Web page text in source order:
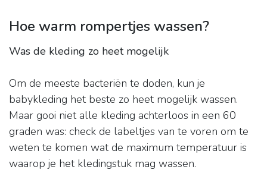
Hoe warm rompertjes wassen?
Was de kleding zo heet mogelijk
Om de meeste bacteriën te doden, kun je
babykleding het beste zo heet mogelijk wassen.
Maar gooi niet alle kleding achterloos in een 60
graden was: check de labeltjes van te voren om te
weten te komen wat de maximum temperatuur is
waarop je het kledingstuk mag wassen.